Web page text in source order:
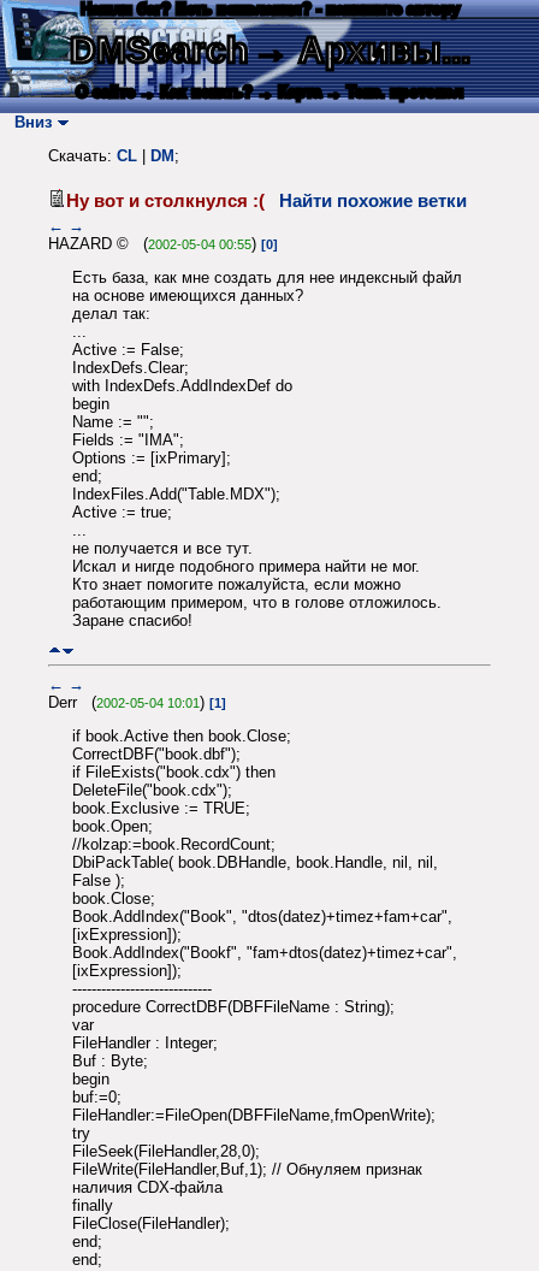
Нашли баг? Есть пожелания? - напишите автору
DMSearch→ Архивы...
О сайте → Как искать? → Карта → Текс. протокол
Вниз
Скачать: CL DM ;
Ну вот и столкнулся :( Найти похожие ветки
← →
HAZARD © (2002-05-04 00:55) [0]
Есть база, как мне создать для нее индексный файл
на основе имеющихся данных?
делал так:
...
Active := False;
IndexDefs.Clear;
with IndexDefs.AddIndexDef do
begin
Name := "";
Fields := "IMA";
Options := [ixPrimary];
end;
IndexFiles.Add("Table.MDX");
Active := true;
...
не получается и все тут.
Искал и нигде подобного примера найти не мог.
Кто знает помогите пожалуйста, если можно
работающим примером, что в голове отложилось.
Заране спасибо!
← →
Derr (2002-05-04 10:01) [1]
if book.Active then book.Close;
CorrectDBF("book.dbf");
if FileExists("book.cdx") then
DeleteFile("book.cdx");
book.Exclusive := TRUE;
book.Open;
//kolzap:=book.RecordCount;
DbiPackTable( book.DBHandle, book.Handle, nil, nil,
False );
book.Close;
Book.AddIndex("Book", "dtos(datez)+timez+fam+car",
[ixExpression]);
Book.AddIndex("Bookf", "fam+dtos(datez)+timez+car",
[ixExpression]);
-----------------------------
procedure CorrectDBF(DBFFileName : String);
var
FileHandler : Integer;
Buf : Byte;
begin
buf:=0;
FileHandler:=FileOpen(DBFFileName,fmOpenWrite);
try
FileSeek(FileHandler,28,0);
FileWrite(FileHandler,Buf,1); // Обнуляем признак
наличия CDX-файла
finally
FileClose(FileHandler);
end;
end;